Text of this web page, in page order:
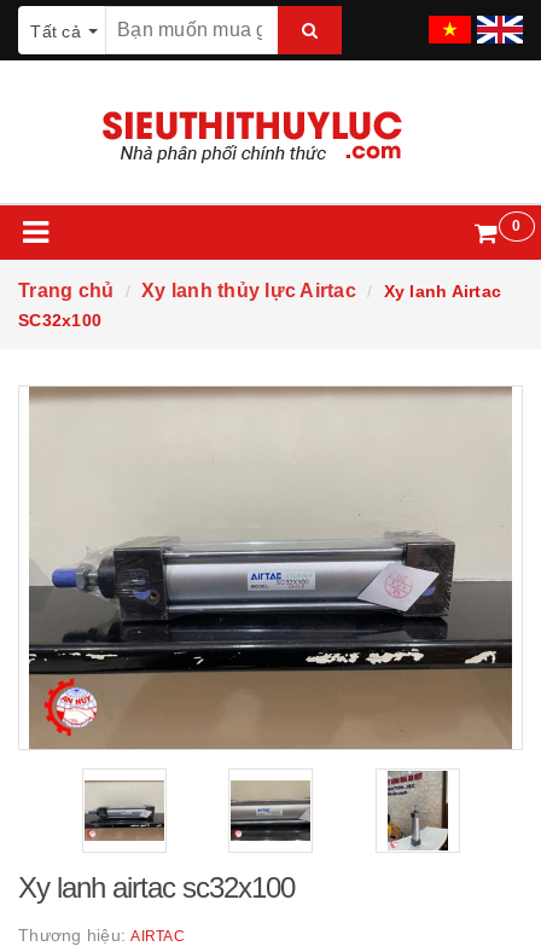
Tất cả
0
Trang chủ Xy lanh thủy lực Airtac
Xy lanh Airtac
SC32x100
Xy lanh airtac sc32x100
Thương hiệu:AIRTAC